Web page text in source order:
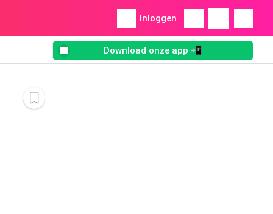
Inloggen
Download onze app 📲